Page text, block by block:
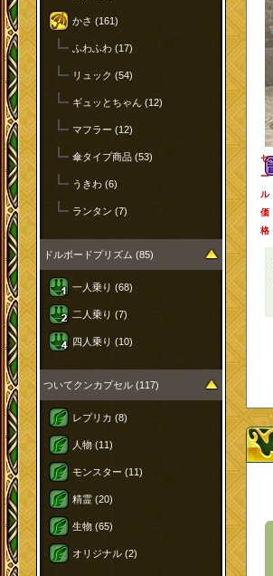
かさ (161)
ふわふわ (17)
リュック (54)
ギュッとちゃん (12)
マフラー (12)
傘タイプ商品 (53)
うきわ (6)
ランタン (7)
ドルボードプリズム (85)
一人乗り (68)
二人乗り (7)
四人乗り (10)
ついてクンカプセル (117)
レプリカ (8)
人物 (11)
モンスター (11)
精霊 (20)
生物 (65)
オリジナル (2)
セ
ー
ル
価
格